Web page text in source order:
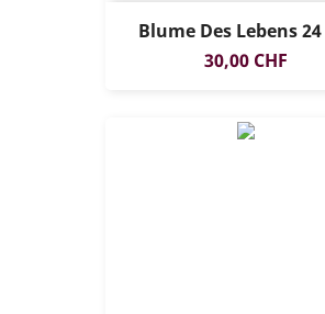
Blume Des Lebens 24
Preis
30,00 CHF